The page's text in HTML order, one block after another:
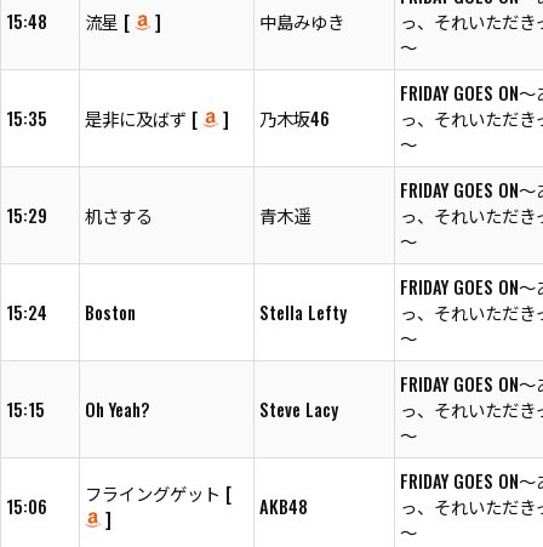
15:48 流星 [ ] 中島みゆき
っ、それいただき
～
15:35 是非に及ばず [ ] 乃木坂46
FRIDAY GOES ON～
っ、それいただき
～
15:29 机さする 青木遥
FRIDAY GOES ON～
っ、それいただき
～
15:24 Boston Stella Lefty
FRIDAY GOES ON～
っ、それいただき
～
15:15 Oh Yeah? Steve Lacy
FRIDAY GOES ON～
っ、それいただき
～
15:06
フライングゲット [
]
AKB48
FRIDAY GOES ON～
っ、それいただき
～